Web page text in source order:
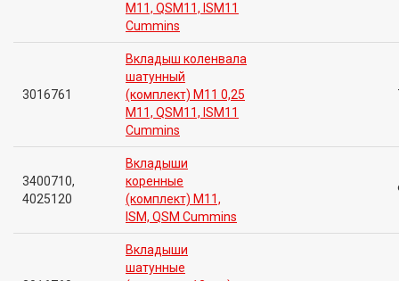
M11, QSM11, ISM11
Cummins
3016761
Вкладыш коленвала
шатунный
(комплект) M11 0,25
M11, QSM11, ISM11
Cummins
3400710,
4025120
Вкладыши
коренные
(комплект) M11,
ISM, QSM Cummins
Вкладыши
шатунные